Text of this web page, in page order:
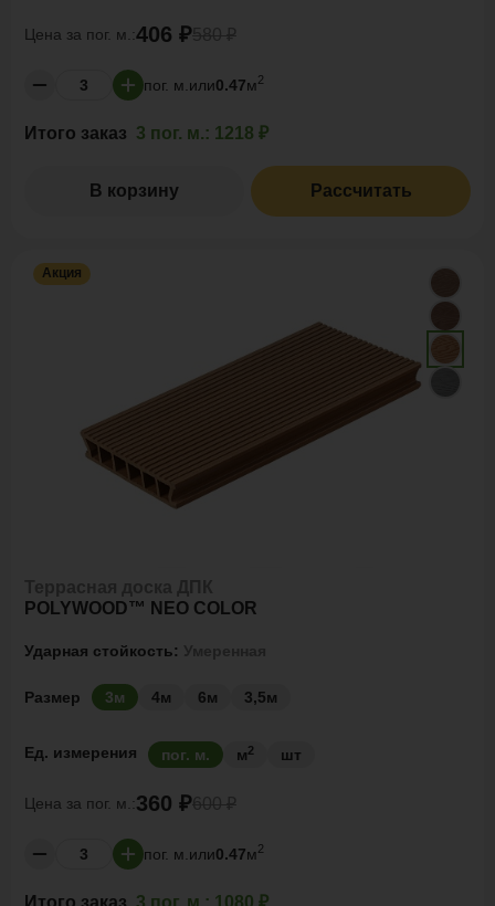
Цена за пог. м.:406 ₽
пог. м. или0.47м2
Итого заказ 3 пог. м.: 1218 ₽
В корзину Рассчитать
Акция
POLYWOOD™ NEO COLOR
Ударная стойкость:
Размер 3м 4м 6м 3,5м
Ед. измерения пог. м. м2 шт
Цена за пог. м.:360 ₽
пог. м. или0.47м2
Итого заказ 3 пог. м.: 1080 ₽